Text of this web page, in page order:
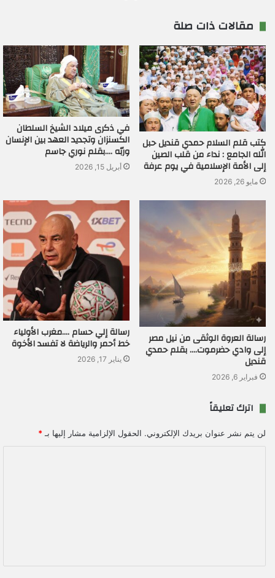
مقالات ذات صلة
كتب قلم السلام حمدي قنديل حبل
الله الجامع : نداء من قلب الصين
إلى الأمة الإسلامية في يوم عرفة
مايو 26, 2026
في ذكرى ميلاد الشيخ السلطان
الكسنزان وتجديد العهد بين الإنسان
وربّه ….بقلم نوري جاسم
أبريل 15, 2026
رسالة العروة الوثقى من نيل مصر
إلى وادي حضرموت…. بقلم حمدي
قنديل
فبراير 6, 2026
رسالة إلي حسام ….مغرب الأولياء
خط أحمر والرياضة لا تفسد الأخوة
يناير 17, 2026
اترك تعليقاً
لن يتم نشر عنوان بريدك الإلكتروني. الحقول الإلزامية مشار إليها بـ *
ق